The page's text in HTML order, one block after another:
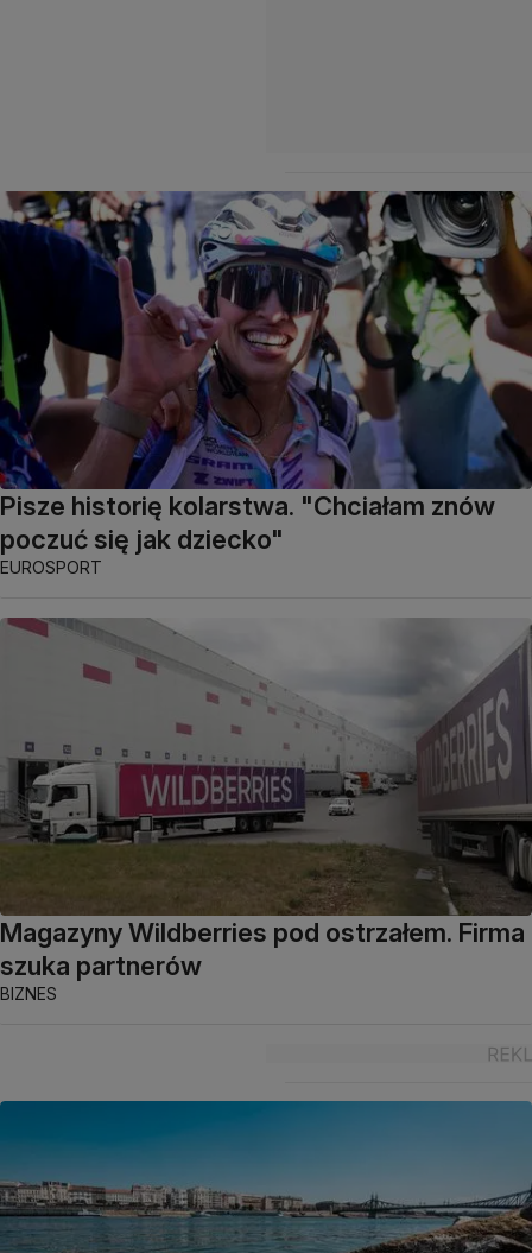
Pisze historię kolarstwa. "Chciałam znów
poczuć się jak dziecko"
EUROSPORT
Magazyny Wildberries pod ostrzałem. Firma
szuka partnerów
BIZNES